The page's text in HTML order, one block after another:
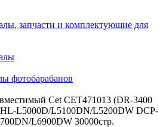
запчасти и комплектующие для
фотобарабанов
Cet CET471013 (DR-3400
HL-L5000D/­L5100DN/­L5200DW DCP-
­L6900DW 30000стр.